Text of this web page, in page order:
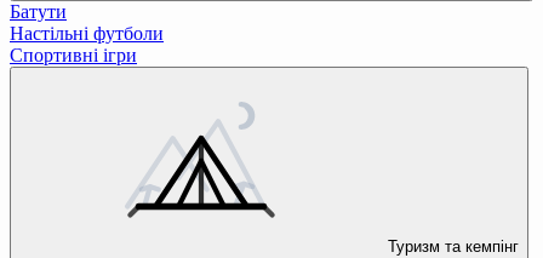
Батути
Настільні футболи
Спортивні ігри
Туризм та кемпінг